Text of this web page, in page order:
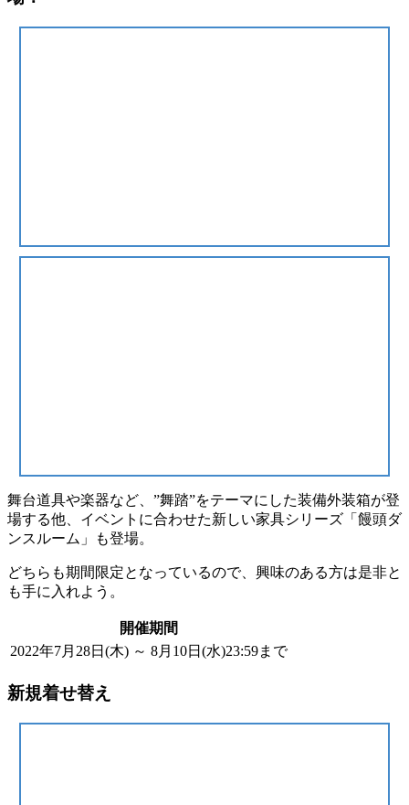
舞台道具や楽器など、 ”舞踏”をテーマにした装備外装箱が登
場する他、イベントに合わせた新しい家具シリーズ 「饅頭ダ
ンスルーム」も登場。
どちらも期間限定となっているので、興味のある方は是非と
も手に入れよう。
開催期間
2022年7月28日(木) ～ 8月10日(水)23:59まで
新規着せ替え